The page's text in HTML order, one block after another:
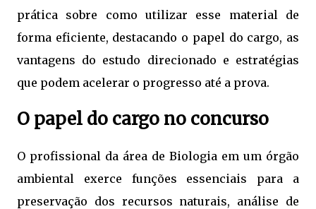
prática sobre como utilizar esse material de
forma eficiente, destacando o papel do cargo, as
vantagens do estudo direcionado e estratégias
que podem acelerar o progresso até a prova.
O papel do cargo no concurso
O profissional da área de Biologia em um órgão
ambiental exerce funções essenciais para a
preservação dos recursos naturais, análise de